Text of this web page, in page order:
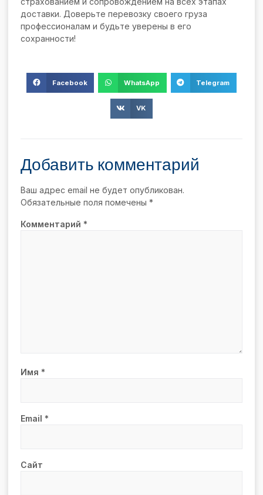
доставки. Доверьте перевозку своего груза
профессионалам и будьте уверены в его
сохранности!
Facebook WhatsApp Telegram
VK
Добавить комментарий
Ваш адрес email не будет опубликован.
Обязательные поля помечены *
Комментарий *
Имя *
Email *
Сайт